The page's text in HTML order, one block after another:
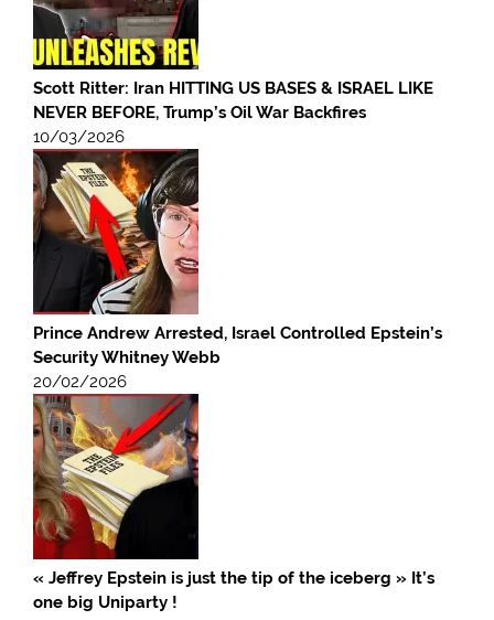
Scott Ritter: Iran HITTING US BASES & ISRAEL LIKE
NEVER BEFORE, Trump’s Oil War Backfires
10/03/2026
Prince Andrew Arrested, Israel Controlled Epstein’s
Security Whitney Webb
20/02/2026
« Jeffrey Epstein is just the tip of the iceberg » It’s
one big Uniparty !